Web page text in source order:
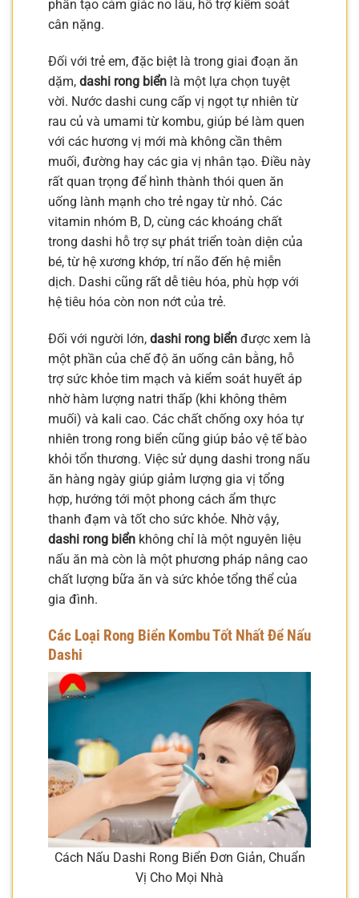
phần tạo cảm giác no lâu, hỗ trợ kiểm soát
cân nặng.
Đối với trẻ em, đặc biệt là trong giai đoạn ăn
dặm, dashi rong biển là một lựa chọn tuyệt
vời. Nước dashi cung cấp vị ngọt tự nhiên từ
rau củ và umami từ kombu, giúp bé làm quen
với các hương vị mới mà không cần thêm
muối, đường hay các gia vị nhân tạo. Điều này
rất quan trọng để hình thành thói quen ăn
uống lành mạnh cho trẻ ngay từ nhỏ. Các
vitamin nhóm B, D, cùng các khoáng chất
trong dashi hỗ trợ sự phát triển toàn diện của
bé, từ hệ xương khớp, trí não đến hệ miễn
dịch. Dashi cũng rất dễ tiêu hóa, phù hợp với
hệ tiêu hóa còn non nớt của trẻ.
Đối với người lớn, dashi rong biển được xem là
một phần của chế độ ăn uống cân bằng, hỗ
trợ sức khỏe tim mạch và kiểm soát huyết áp
nhờ hàm lượng natri thấp (khi không thêm
muối) và kali cao. Các chất chống oxy hóa tự
nhiên trong rong biển cũng giúp bảo vệ tế bào
khỏi tổn thương. Việc sử dụng dashi trong nấu
ăn hàng ngày giúp giảm lượng gia vị tổng
hợp, hướng tới một phong cách ẩm thực
thanh đạm và tốt cho sức khỏe. Nhờ vậy,
dashi rong biển không chỉ là một nguyên liệu
nấu ăn mà còn là một phương pháp nâng cao
chất lượng bữa ăn và sức khỏe tổng thể của
gia đình.
Các Loại Rong Biển Kombu Tốt Nhất Để Nấu
Dashi
Cách Nấu Dashi Rong Biển Đơn Giản, Chuẩn
Vị Cho Mọi Nhà